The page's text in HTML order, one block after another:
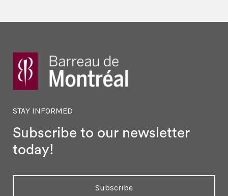
STAY INFORMED
Subscribe to our newsletter
today!
Subscribe